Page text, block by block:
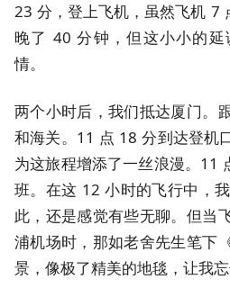
23 分，登上飞机，虽然飞机 7
晚了 40 分钟，但这小小的
情。
两个小时后，我们抵达厦门。
和海关。11 点 18 分到达登机
为这旅程增添了一丝浪漫。11
班。在这 12 小时的飞行中，
此，还是感觉有些无聊。但当
浦机场时，那如老舍先生笔下
景，像极了精美的地毯，让我忘